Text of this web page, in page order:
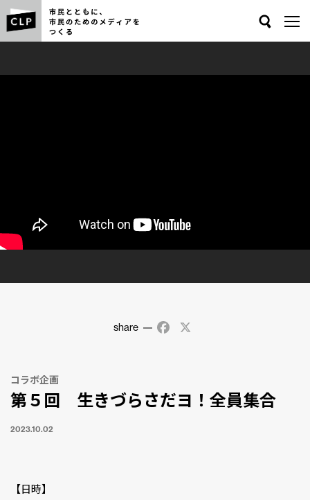
share Facebook
コラボ企画
第５回 生きづらさだヨ！全員集合
2023.10.02
【日時】